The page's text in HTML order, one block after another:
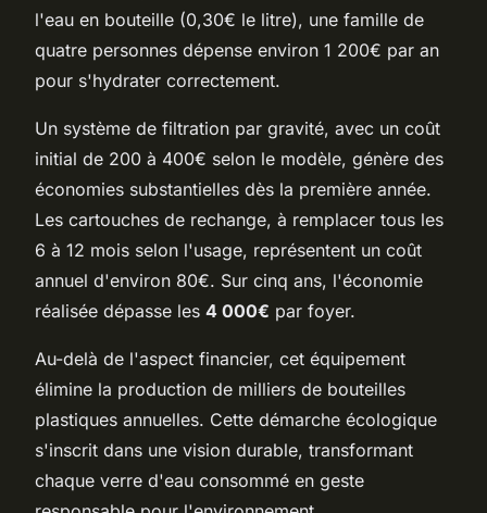
l'eau en bouteille (0,30€ le litre), une famille de
quatre personnes dépense environ 1 200€ par an
pour s'hydrater correctement.
Un système de filtration par gravité, avec un coût
initial de 200 à 400€ selon le modèle, génère des
économies substantielles dès la première année.
Les cartouches de rechange, à remplacer tous les
6 à 12 mois selon l'usage, représentent un coût
annuel d'environ 80€. Sur cinq ans, l'économie
réalisée dépasse les 4 000€ par foyer.
Au-delà de l'aspect financier, cet équipement
élimine la production de milliers de bouteilles
plastiques annuelles. Cette démarche écologique
s'inscrit dans une vision durable, transformant
chaque verre d'eau consommé en geste